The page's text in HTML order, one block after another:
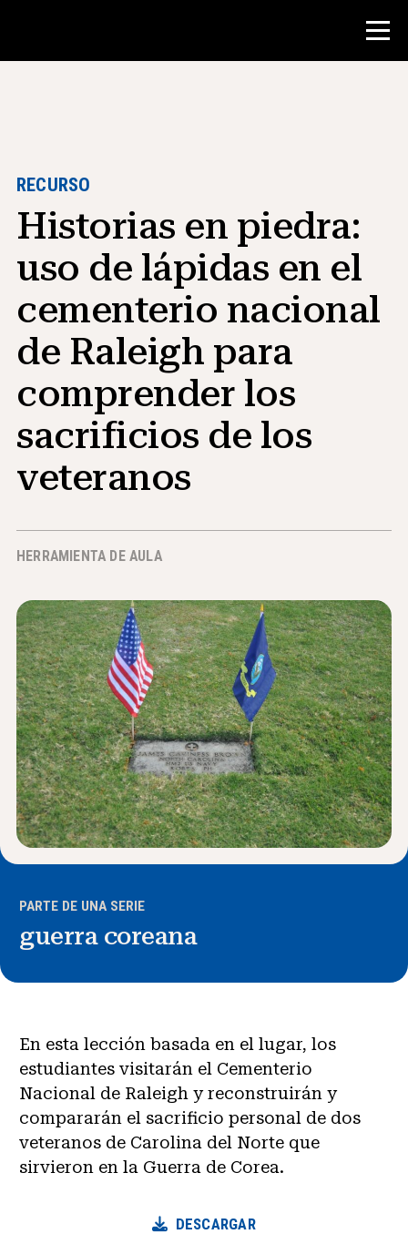
Recursos para maestros
Herramientas para el aula
Cursos
institutos
Enseñanza de Habilidades de
Investigación
Asesoramiento a estudiantes de NHD
Noticias y Eventos
Acerca de NHD®
RECURSO
Historias en piedra:
uso de lápidas en el
cementerio nacional
de Raleigh para
comprender los
sacrificios de los
veteranos
HERRAMIENTA DE AULA
PARTE DE UNA SERIE
guerra coreana
En esta lección basada en el lugar, los
estudiantes visitarán el Cementerio
Nacional de Raleigh y reconstruirán y
compararán el sacrificio personal de dos
veteranos de Carolina del Norte que
sirvieron en la Guerra de Corea.
DESCARGAR